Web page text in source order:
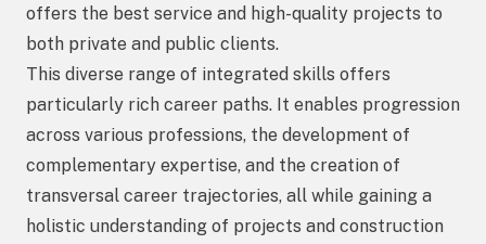
offers the best service and high-quality projects to
both private and public clients.
This diverse range of integrated skills offers
particularly rich career paths. It enables progression
across various professions, the development of
complementary expertise, and the creation of
transversal career trajectories, all while gaining a
holistic understanding of projects and construction